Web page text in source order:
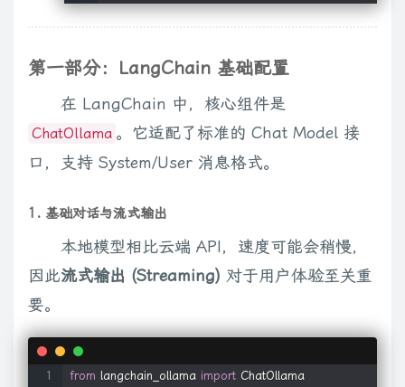
第一部分：LangChain 基础配置
在 LangChain 中，核心组件是
ChatOllama 。它适配了标准的 Chat Model 接
口，支持 System/User 消息格式。
1. 基础对话与流式输出
本地模型相比云端 API，速度可能会稍慢，
因此流式输出 (Streaming) 对于用户体验至关重
要。
from langchain_ollama import
ChatOllama